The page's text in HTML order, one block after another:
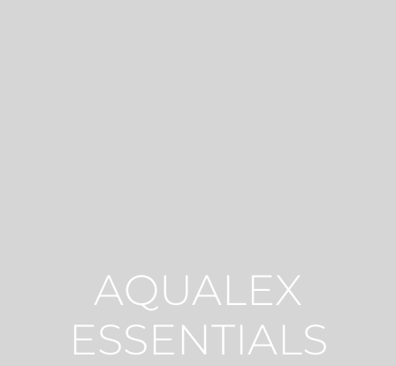
AQUALEX
ESSENTIALS